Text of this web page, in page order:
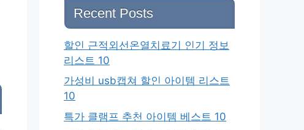
Recent Posts
할인 근적외선온열치료기 인기 정보
리스트 10
가성비 usb캡쳐 할인 아이템 리스트
10
특가 클램프 추천 아이템 베스트 10